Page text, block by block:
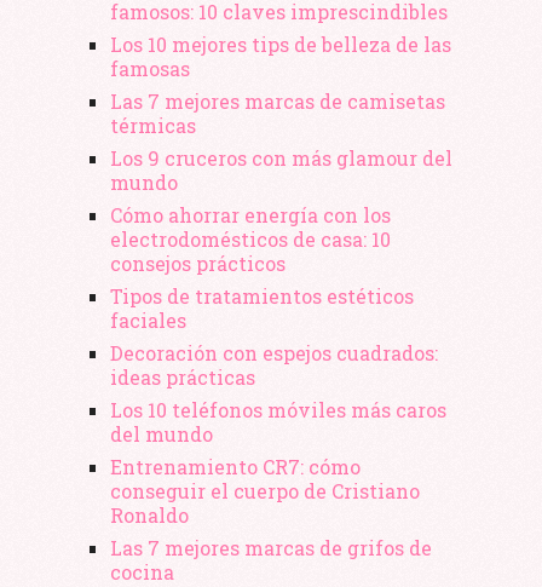
famosos: 10 claves imprescindibles
Los 10 mejores tips de belleza de las
famosas
Las 7 mejores marcas de camisetas
térmicas
Los 9 cruceros con más glamour del
mundo
Cómo ahorrar energía con los
electrodomésticos de casa: 10
consejos prácticos
Tipos de tratamientos estéticos
faciales
Decoración con espejos cuadrados:
ideas prácticas
Los 10 teléfonos móviles más caros
del mundo
Entrenamiento CR7: cómo
conseguir el cuerpo de Cristiano
Ronaldo
Las 7 mejores marcas de grifos de
cocina